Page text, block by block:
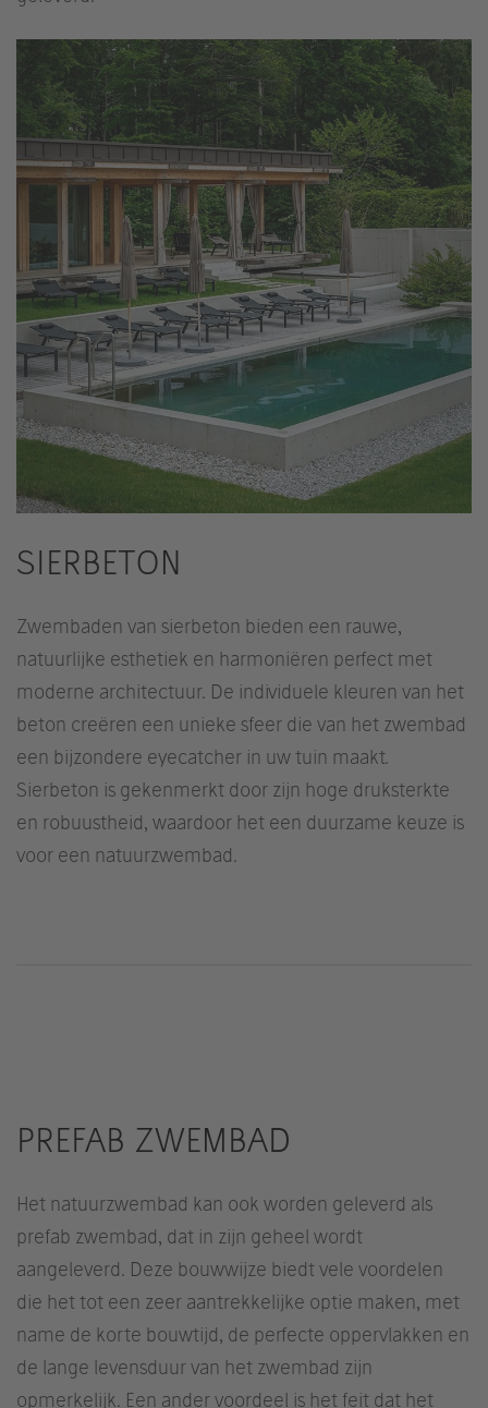
SIERBETON
Zwembaden van sierbeton bieden een rauwe,
natuurlijke esthetiek en harmoniëren perfect met
moderne architectuur. De individuele kleuren van het
beton creëren een unieke sfeer die van het zwembad
een bijzondere eyecatcher in uw tuin maakt.
Sierbeton is gekenmerkt door zijn hoge druksterkte
en robuustheid, waardoor het een duurzame keuze is
voor een natuurzwembad.
PREFAB ZWEMBAD
Het natuurzwembad kan ook worden geleverd als
prefab zwembad, dat in zijn geheel wordt
aangeleverd. Deze bouwwijze biedt vele voordelen
die het tot een zeer aantrekkelijke optie maken, met
name de korte bouwtijd, de perfecte oppervlakken en
de lange levensduur van het zwembad zijn
opmerkelijk. Een ander voordeel is het feit dat het